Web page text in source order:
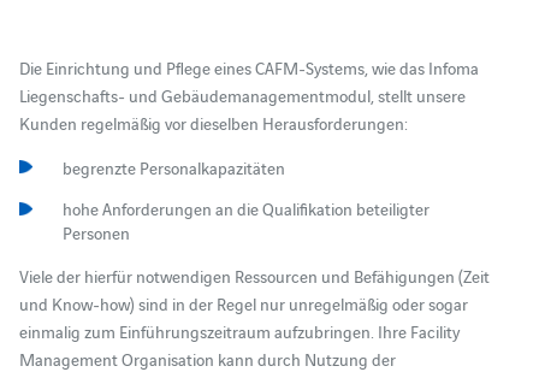
Die Einrichtung und Pflege eines CAFM-Systems, wie das Infoma
Liegenschafts- und Gebäudemanagementmodul, stellt unsere
Kunden regelmäßig vor dieselben Herausforderungen:
begrenzte Personalkapazitäten
hohe Anforderungen an die Qualifikation beteiligter
Personen
Viele der hierfür notwendigen Ressourcen und Befähigungen (Zeit
und Know-how) sind in der Regel nur unregelmäßig odersogar
einmalig zum Einführungszeitraum aufzubringen. Ihre Facility
Management Organisation kann durch Nutzung der